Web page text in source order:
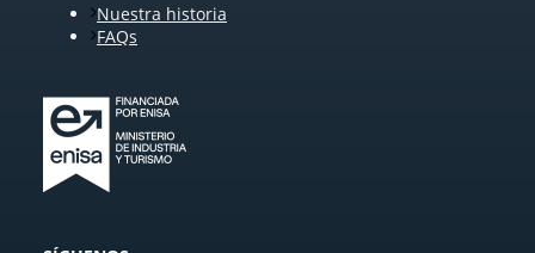
Nuestra historia
FAQs